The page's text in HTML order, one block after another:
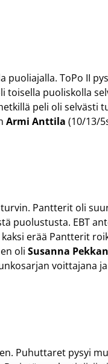
ToPo II
toisella puoliskolla
peli oli selvästi
Armi Anttila (10/13/
turvin. Pantterit oli
puolustusta. EBT
erää Pantterit
oliSusanna
voittajana
Puhuttaret pysyi